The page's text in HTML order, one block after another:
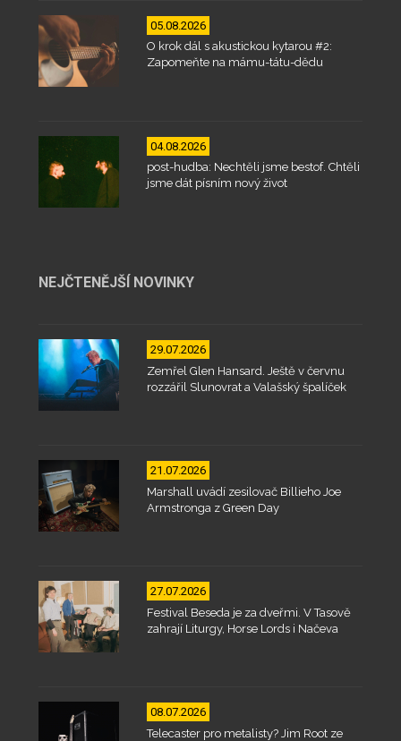
05.08.2026
O krok dál s akustickou kytarou #2:
Zapomeňte na mámu-tátu-dědu
04.08.2026
post-hudba: Nechtěli jsme bestof. Chtěli
jsme dát písním nový život
NEJČTENĚJŠÍ NOVINKY
29.07.2026
Zemřel Glen Hansard. Ještě v červnu
rozzářil Slunovrat a Valašský špalíček
21.07.2026
Marshall uvádí zesilovač Billieho Joe
Armstronga z Green Day
27.07.2026
Festival Beseda je za dveřmi. V Tasově
zahrají Liturgy, Horse Lords i Načeva
08.07.2026
Telecaster pro metalisty? Jim Root ze